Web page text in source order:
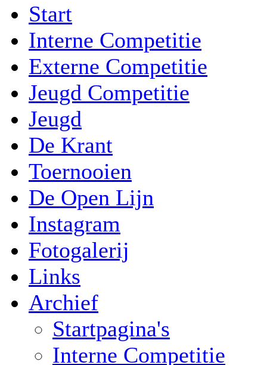
Start
Interne Competitie
Externe Competitie
Jeugd Competitie
Jeugd
De Krant
Toernooien
De Open Lijn
Instagram
Fotogalerij
Links
Archief
Startpagina's
Interne Competitie